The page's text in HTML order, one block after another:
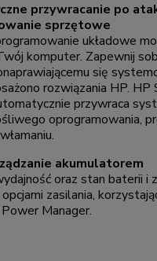
przywracanie po
sprzętowe
układowe
komputer. Zapewnij
się
rozwiązania HP. HP
przywraca
oprogramowania,
akumulatorem
oraz stan baterii i
zasilania,
Manager.